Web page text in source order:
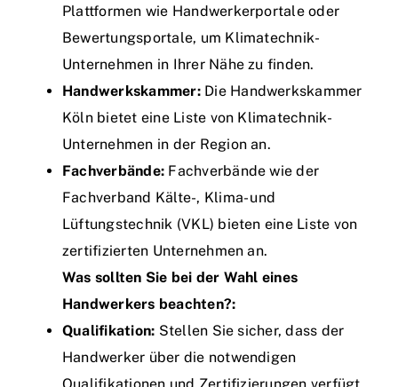
Plattformen wie Handwerkerportale oder
Bewertungsportale, um Klimatechnik-
Unternehmen in Ihrer Nähe zu finden.
Handwerkskammer:Die Handwerkskammer
Köln bietet eine Liste von Klimatechnik-
Unternehmen in der Region an.
Fachverbände: Fachverbände wie der
Fachverband Kälte-, Klima- und
Lüftungstechnik (VKL) bieten eine Liste von
zertifizierten Unternehmen an.
Was sollten Sie bei der Wahl eines
Handwerkers beachten?:
Qualifikation: Stellen Sie sicher, dass der
Handwerker über die notwendigen